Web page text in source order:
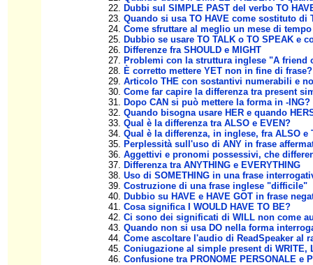
Dubbi sul SIMPLE PAST del verbo TO
Quando si usa TO HAVE come sostituto di
Come sfruttare al meglio un mese di
Dubbio se usare TO TALK o TO SPEAK e
Differenze fra SHOULD e MIGHT
Problemi con la struttura inglese "A friend
È corretto mettere YET non in fine di frase?
Articolo THE con sostantivi numerabili e
Come far capire la differenza tra present
Dopo CAN si può mettere la forma in -ING?
Quando bisogna usare HER e quando
Qual è la differenza tra ALSO e EVEN?
Qual è la differenza, in inglese, fra ALSO e
Perplessità sull'uso di ANY in frase
Aggettivi e pronomi possessivi, che
Differenza tra ANYTHING e EVERYTHING
Uso di SOMETHING in una frase
Costruzione di una frase inglese "difficile"
Dubbio su HAVE e HAVE GOT in frase
Cosa significa I WOULD HAVE TO BE?
Ci sono dei significati di WILL non come
Quando non si usa DO nella forma
Come ascoltare l'audio di ReadSpeaker al
Coniugazione al simple present di WRITE,
Confusione tra PRONOME PERSONALE e